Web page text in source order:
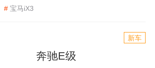
# 宝马iX3
新车
奔驰E级